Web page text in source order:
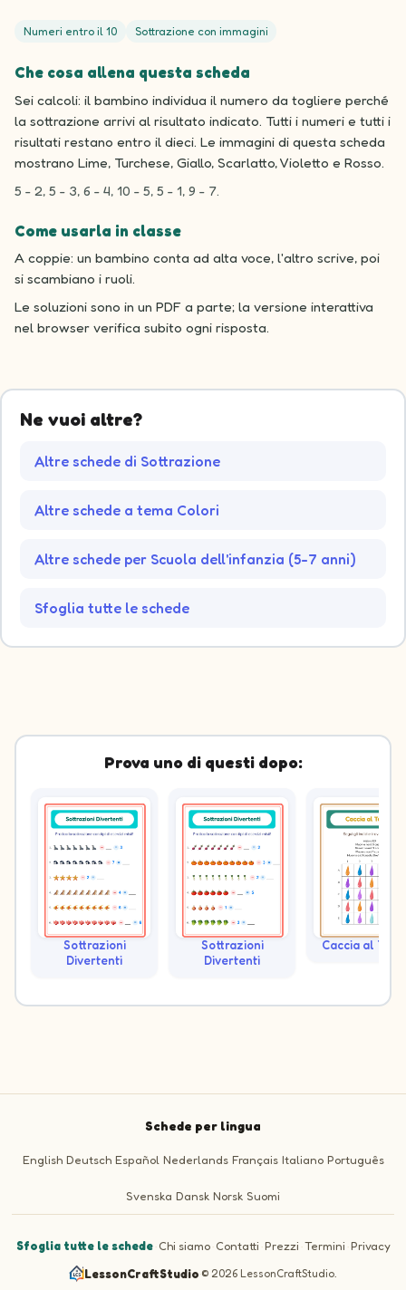
Numeri entro il 10 Sottrazione con immagini
Che cosa allena questa scheda
Sei calcoli: il bambino individua il numero da togliere perché
la sottrazione arrivi al risultato indicato. Tutti i numeri e tutti i
risultati restano entro il dieci. Le immagini di questa scheda
mostrano Lime, Turchese, Giallo, Scarlatto, Violetto e Rosso.
5 - 2, 5 - 3, 6 - 4, 10 - 5, 5 - 1, 9 - 7.
Come usarla in classe
A coppie: un bambino conta ad alta voce, l'altro scrive, poi
si scambiano i ruoli.
Le soluzioni sono in un PDF a parte; la versione interattiva
nel browser verifica subito ogni risposta.
Ne vuoi altre?
Altre schede di Sottrazione
Altre schede a tema Colori
Altre schede per Scuola dell'infanzia (5-7 anni)
Sfoglia tutte le schede
Prova uno di questi dopo:
Sottrazioni
Divertenti
Sottrazioni
Divertenti
Caccia al
Schede per lingua
English Deutsch Español Nederlands Français Italiano Português
Svenska Dansk Norsk Suomi
Sfoglia tutte le schede · Chi siamo · Contatti ·Prezzi ·Termini ·Privacy
LessonCraftStudio·© 2026 LessonCraftStudio.